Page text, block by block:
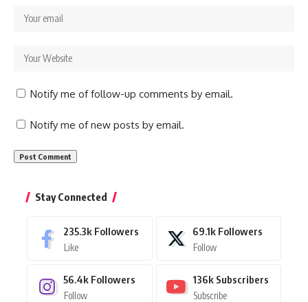
Notify me of follow-up comments by email.
Notify me of new posts by email.
Stay Connected
235.3k Followers
Like
69.1k Followers
Follow
56.4k Followers
Follow
136k Subscribers
Subscribe